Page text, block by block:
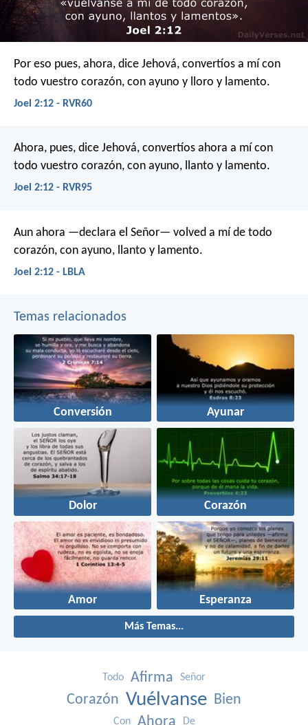
Por eso pues, ahora, dice Jehová, convertíos a mí con
todo vuestro corazón, con ayuno y lloro y lamento.
Joel 2:12 - RVR60
Ahora, pues, dice Jehová, convertíos ahora a mí con
todo vuestro corazón, con ayuno, llanto y lamento.
Joel 2:12 - RVR95
Aun ahora —declara el Señor— volved a mí de todo
corazón, con ayuno, llanto y lamento.
Joel 2:12 - LBLA
Temas relacionados
Conversión Ayunar
Dolor Corazón
Amor Esperanza
Más Temas...
Todo Afirma Señor
Corazón Vuélvanse Bien
Con Ahora De